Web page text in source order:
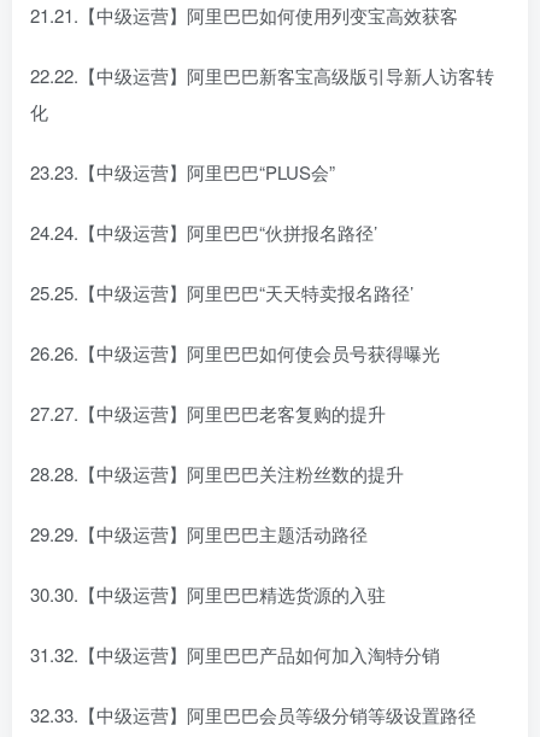
21.21.【中级运营】阿里巴巴如何使用列变宝高效获客
22.22.【中级运营】阿里巴巴新客宝高级版引导新人访客转
化
23.23.【中级运营】阿里巴巴“PLUS会”
24.24.【中级运营】阿里巴巴“伙拼报名路径’
25.25.【中级运营】阿里巴巴“天天特卖报名路径’
26.26.【中级运营】阿里巴巴如何使会员号获得曝光
27.27.【中级运营】阿里巴巴老客复购的提升
28.28.【中级运营】阿里巴巴关注粉丝数的提升
29.29.【中级运营】阿里巴巴主题活动路径
30.30.【中级运营】阿里巴巴精选货源的入驻
31.32.【中级运营】阿里巴巴产品如何加入淘特分销
32.33.【中级运营】阿里巴巴会员等级分销等级设置路径